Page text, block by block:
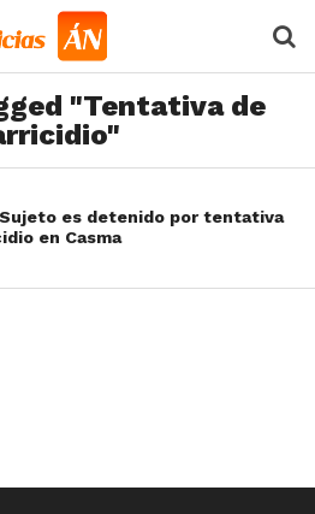
"Tentativa de
es detenido por tentativa
en Casma